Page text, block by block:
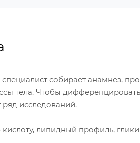
собирает анамнез,
тела. Чтобы дифференцировать
ряд исследований.
липидный профиль,